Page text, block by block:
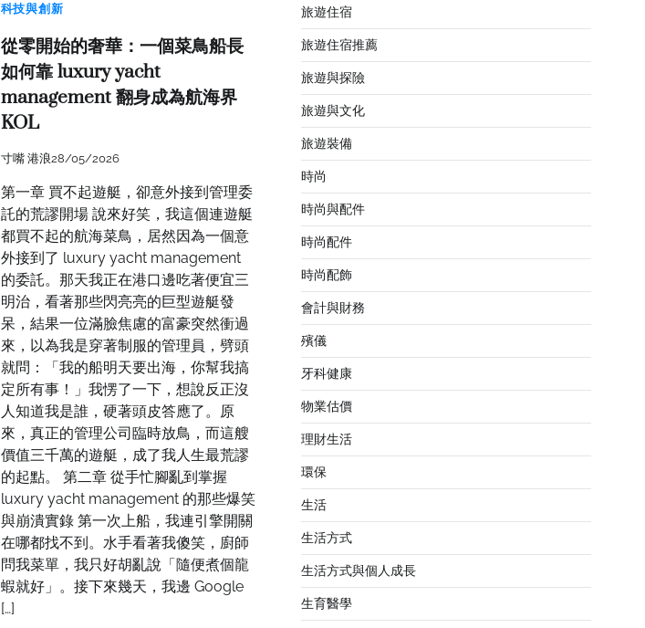
科技與創新
從零開始的奢華：一個菜鳥船長
如何靠 luxury yacht
management 翻身成為航海界
KOL
寸嘴 港浪28/05/2026
第一章 買不起遊艇，卻意外接到管理委
託的荒謬開場 說來好笑，我這個連遊艇
都買不起的航海菜鳥，居然因為一個意
外接到了 luxury yacht management
的委託。那天我正在港口邊吃著便宜三
明治，看著那些閃亮亮的巨型遊艇發
呆，結果一位滿臉焦慮的富豪突然衝過
來，以為我是穿著制服的管理員，劈頭
就問：「我的船明天要出海，你幫我搞
定所有事！」我愣了一下，想說反正沒
人知道我是誰，硬著頭皮答應了。原
來，真正的管理公司臨時放鳥，而這艘
價值三千萬的遊艇，成了我人生最荒謬
的起點。 第二章 從手忙腳亂到掌握
luxury yacht management 的那些爆笑
與崩潰實錄 第一次上船，我連引擎開關
在哪都找不到。水手看著我傻笑，廚師
問我菜單，我只好胡亂說「隨便煮個龍
蝦就好」。接下來幾天，我邊 Google
[…]
旅遊住宿
旅遊住宿推薦
旅遊與探險
旅遊與文化
旅遊裝備
時尚
時尚與配件
時尚配件
時尚配飾
會計與財務
殯儀
牙科健康
物業估價
理財生活
環保
生活
生活方式
生活方式與個人成長
生育醫學